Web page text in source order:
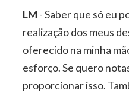
LM - Saber que só eu
realização dos meus
oferecido na minha
esforço. Se quero
proporcionar isso.